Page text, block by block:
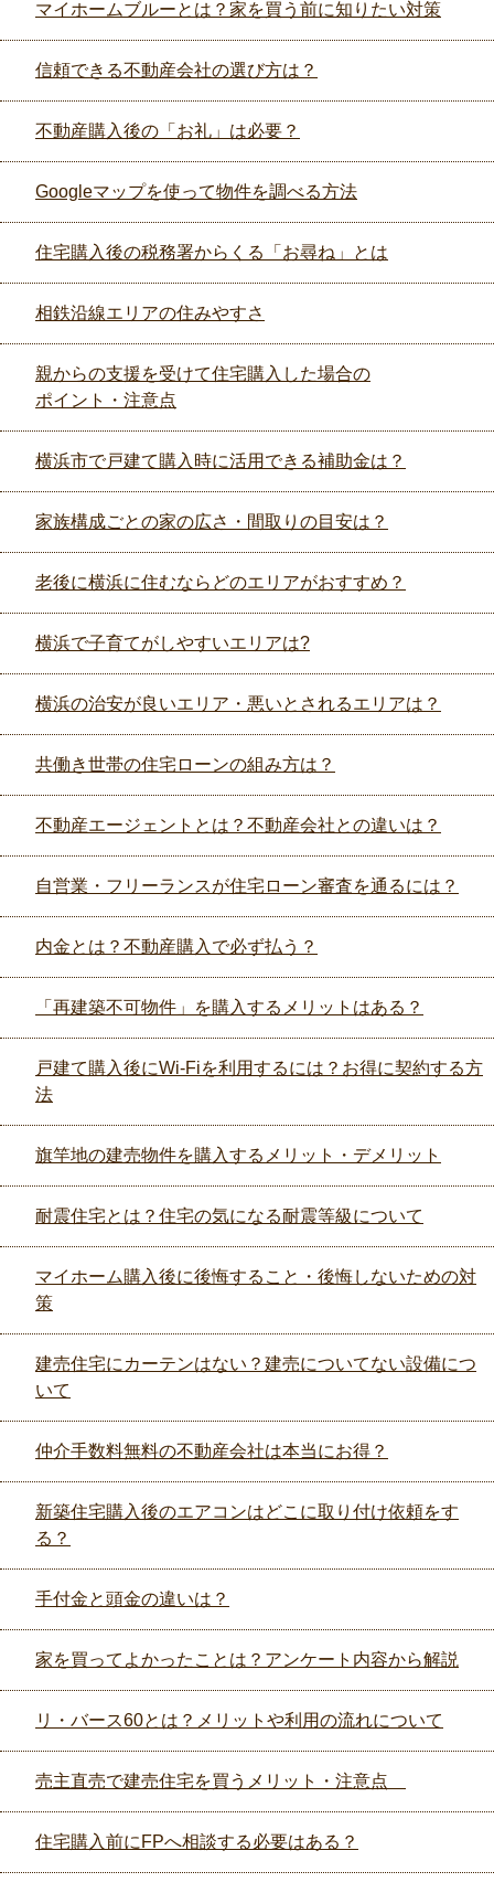
マイホームブルーとは？家を買う前に知りたい対策
信頼できる不動産会社の選び方は？
不動産購入後の「お礼」は必要？
Googleマップを使って物件を調べる方法
住宅購入後の税務署からくる「お尋ね」とは
相鉄沿線エリアの住みやすさ
親からの支援を受けて住宅購入した場合の
ポイント・注意点
横浜市で戸建て購入時に活用できる補助金は？
家族構成ごとの家の広さ・間取りの目安は？
老後に横浜に住むならどのエリアがおすすめ？
横浜で子育てがしやすいエリアは?
横浜の治安が良いエリア・悪いとされるエリアは？
共働き世帯の住宅ローンの組み方は？
不動産エージェントとは？不動産会社との違いは？
自営業・フリーランスが住宅ローン審査を通るには？
内金とは？不動産購入で必ず払う？
「再建築不可物件」を購入するメリットはある？
戸建て購入後にWi-Fiを利用するには？お得に契約する方
法
旗竿地の建売物件を購入するメリット・デメリット
耐震住宅とは？住宅の気になる耐震等級について
マイホーム購入後に後悔すること・後悔しないための対
策
建売住宅にカーテンはない？建売についてない設備につ
いて
仲介手数料無料の不動産会社は本当にお得？
新築住宅購入後のエアコンはどこに取り付け依頼をす
る？
手付金と頭金の違いは？
家を買ってよかったことは？アンケート内容から解説
リ・バース60とは？メリットや利用の流れについて
売主直売で建売住宅を買うメリット・注意点
住宅購入前にFPへ相談する必要はある？